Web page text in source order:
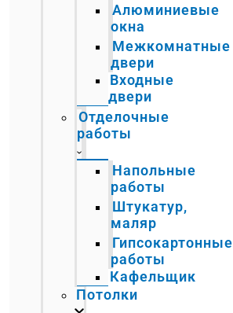
Алюминиевые
окна
Межкомнатные
двери
Входные
двери
Отделочные
работы
Напольные
работы
Штукатур,
маляр
Гипсокартонные
работы
Кафельщик
Потолки